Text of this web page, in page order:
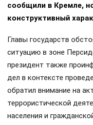
сообщили в Кремле,
конструктивный
Главы государств
ситуацию в зоне
президент также
дел в контексте
обратил внимание на
террористической
населения и